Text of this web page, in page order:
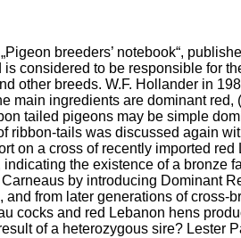
breeders’ notebook“,
considered to be responsible for
other breeds. W.F. Hollander in
main ingredients are dominant
tailed pigeons may be simple
ribbon-tails was discussed again
on a cross of recently imported
the existence of a bronze
by introducing Dominant
from later generations of cross-
cocks and red Lebanon hens
of a heterozygous sire? Lester